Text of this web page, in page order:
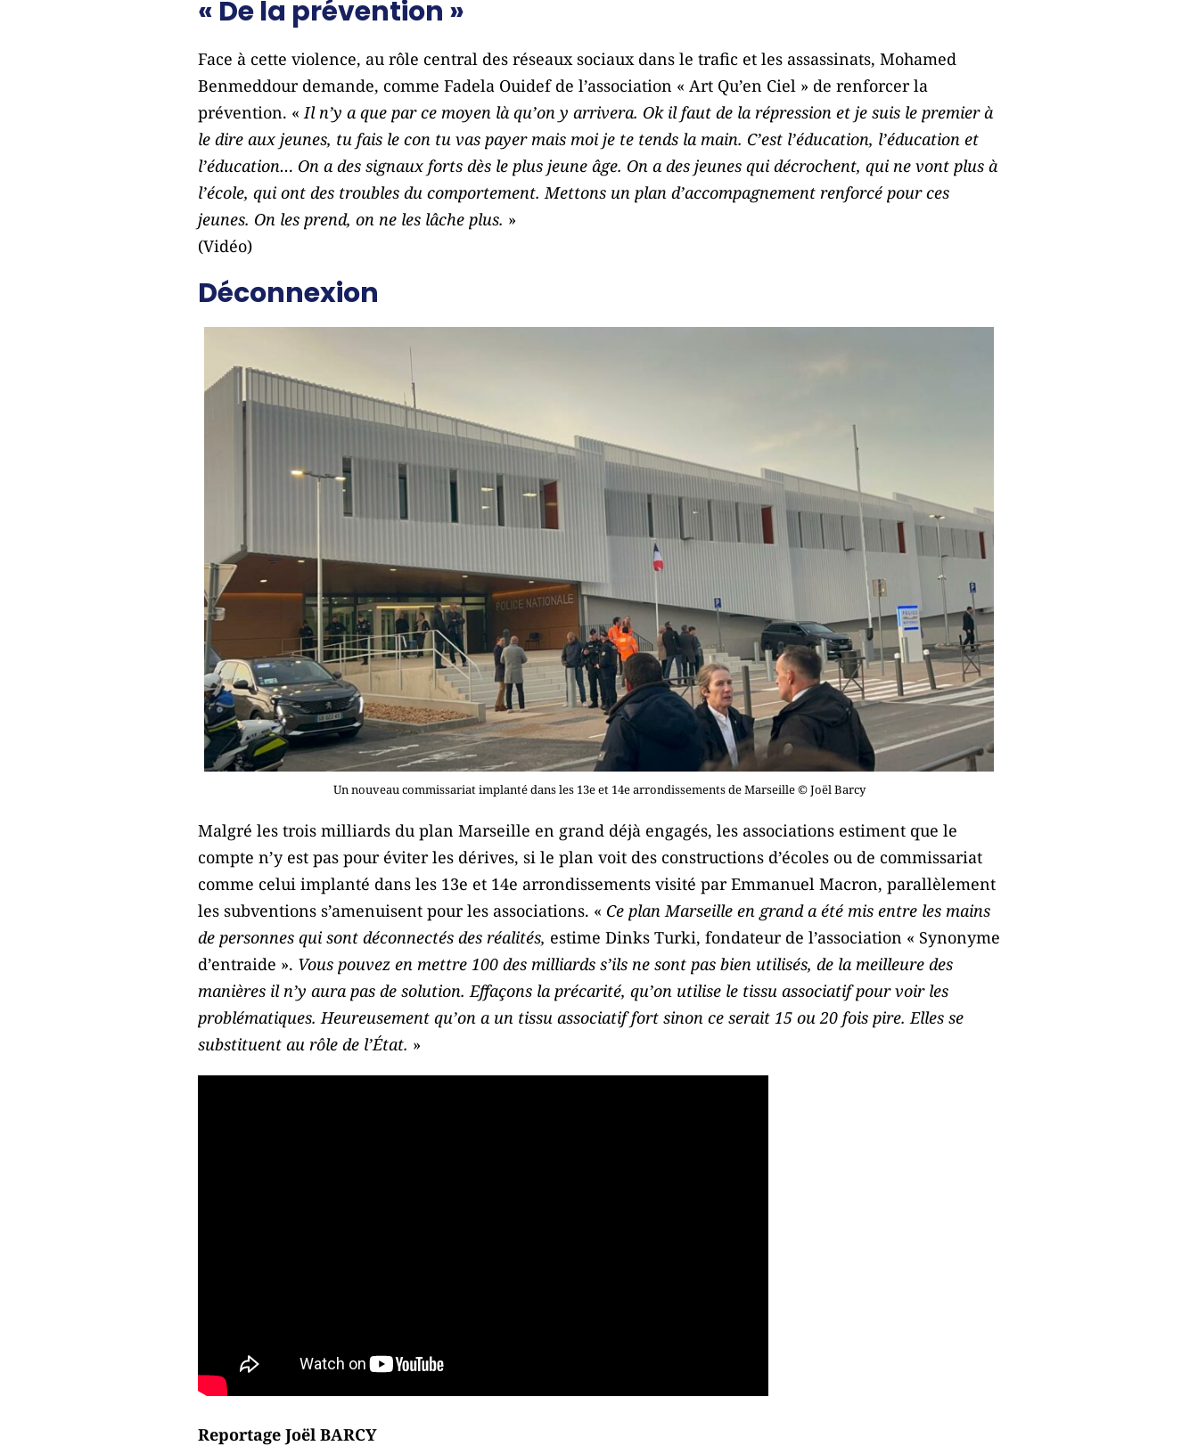
« De la prévention »
Face à cette violence, au rôle central des réseaux sociaux dans le trafic et les assassinats, Mohamed
Benmeddour demande, comme Fadela Ouidef de l’association « Art Qu’en Ciel » de renforcer la
prévention. «Il n’y a que par ce moyen là qu’on y arrivera. Ok il faut de la répression et je suis le premier à
le dire aux jeunes, tu fais le con tu vas payer mais moi je te tends la main. C’est l’éducation, l’éducation et
l’éducation… On a des signaux forts dès le plus jeune âge. On a des jeunes qui décrochent, qui ne vont plus à
l’école, qui ont des troubles du comportement. Mettons un plan d’accompagnement renforcé pour ces
jeunes. On les prend, on ne les lâche plus. »
(Vidéo)
Déconnexion
Un nouveau commissariat implanté dans les 13e et 14e arrondissements de Marseille © Joël Barcy
Malgré les trois milliards du plan Marseille en grand déjà engagés, les associations estiment que le
compte n’y est pas pour éviter les dérives, si le plan voit des constructions d’écoles ou de commissariat
comme celui implanté dans les 13e et 14e arrondissements visité par Emmanuel Macron, parallèlement
les subventions s’amenuisent pour les associations. « Ce plan Marseille en grand a été mis entre les mains
de personnes qui sont déconnectés des réalités, estime Dinks Turki, fondateur de l’association « Synonyme
d’entraide ». Vous pouvez en mettre 100 des milliards s’ils ne sont pas bien utilisés, de la meilleure des
manières il n’y aura pas de solution. Effaçons la précarité, qu’on utilise le tissu associatif pour voir les
problématiques. Heureusement qu’on a un tissu associatif fort sinon ce serait 15 ou 20 fois pire. Elles se
substituent au rôle de l’État. »
Reportage Joël BARCY